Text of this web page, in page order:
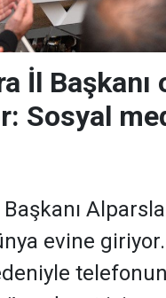
İl Başkanı
Sosyal
evine